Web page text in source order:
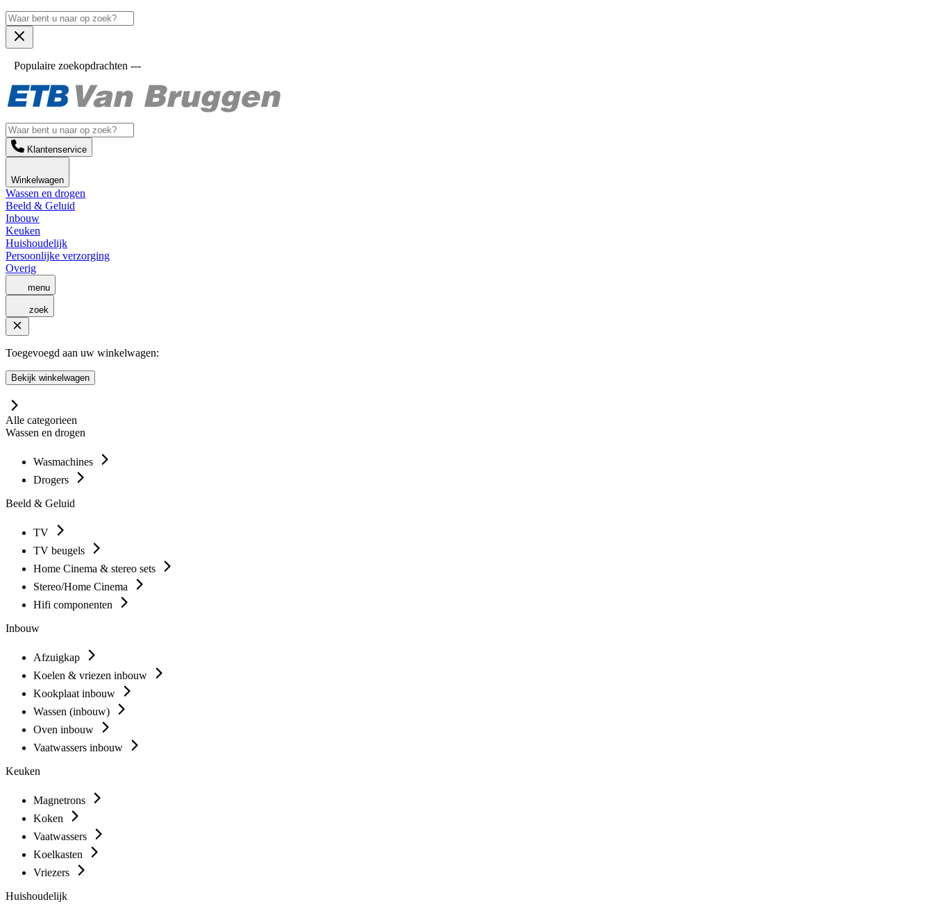
Populaire zoekopdrachten ---
Klantenservice
Winkelwagen
Wassen en drogen
Beeld & Geluid
Inbouw
Keuken
Huishoudelijk
Persoonlijke verzorging
Overig
menu
zoek
Toegevoegd aan uw winkelwagen:
Bekijk winkelwagen
Alle categorieen
Wassen en drogen
Wasmachines
Drogers
Beeld & Geluid
TV
TV beugels
Home Cinema & stereo sets
Stereo/Home Cinema
Hifi componenten
Inbouw
Afzuigkap
Koelen & vriezen inbouw
Kookplaat inbouw
Wassen (inbouw)
Oven inbouw
Vaatwassers inbouw
Keuken
Magnetrons
Koken
Vaatwassers
Koelkasten
Vriezers
Huishoudelijk